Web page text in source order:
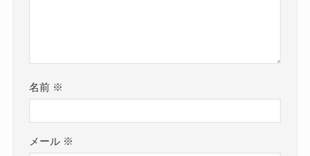
名前 ※
メール ※